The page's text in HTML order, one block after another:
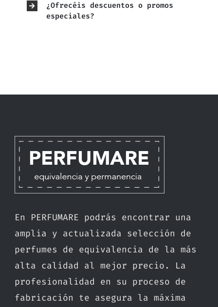
¿Ofrecéis descuentos o promos
especiales?
En PERFUMARE podrás encontrar una
amplia y actualizada selección de
perfumes de equivalencia de la más
alta calidad al mejor precio. La
profesionalidad en su proceso de
fabricación te asegura la máxima